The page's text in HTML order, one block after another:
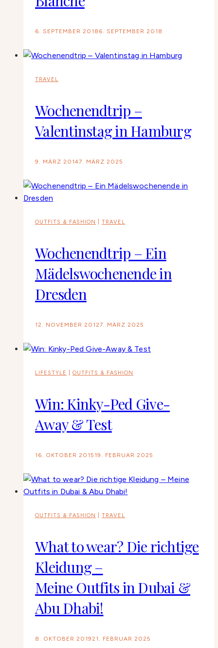
6. SEPTEMBER 2018 6. SEPTEMBER 2018
TRAVEL
Wochenendtrip –
Valentinstag in Hamburg
9. MÄRZ 20147. MÄRZ 2025
OUTFITS & FASHION TRAVEL
Wochenendtrip – Ein
Mädelswochenende in
Dresden
12. NOVEMBER 20127. MÄRZ 2025
LIFESTYLE OUTFITS & FASHION
Win: Kinky-Ped Give-
Away & Test
16. OKTOBER 2015 19. FEBRUAR 2025
OUTFITS & FASHION TRAVEL
What to wear? Die richtige
Kleidung –
Meine Outfits in Dubai &
Abu Dhabi!
8. OKTOBER 2019 21. FEBRUAR 2025